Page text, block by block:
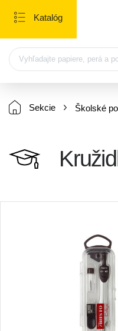
Katalóg
Sekcie Školské